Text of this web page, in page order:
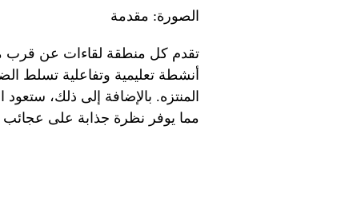
الصورة: مقدمة
تقدم كل منطقة لقاءات عن قرب
أنشطة تعليمية وتفاعلية تسلط
المنتزه. بالإضافة إلى ذلك،
مما يوفر نظرة جذابة على عجائب